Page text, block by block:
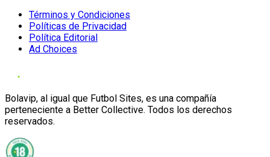
Términos y Condiciones
Políticas de Privacidad
Política Editorial
Ad Choices
Bolavip, al igual que Futbol Sites, es una compañía
perteneciente a Better Collective. Todos los derechos
reservados.